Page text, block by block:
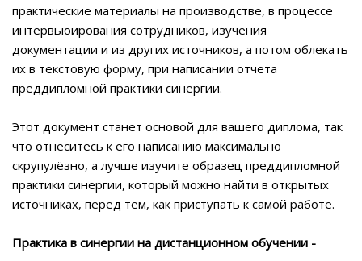
практические материалы на производстве, в процессе
интервьюирования сотрудников, изучения
документации и из других источников, а потом облекать
их в текстовую форму, при написании отчета
преддипломной практики синергии.
Этот документ станет основой для вашего диплома, так
что отнеситесь к его написанию максимально
скрупулёзно, а лучше изучите образец преддипломной
практики синергии, который можно найти в открытых
источниках, перед тем, как приступать к самой работе.
Практика в синергии на дистанционном обучении -